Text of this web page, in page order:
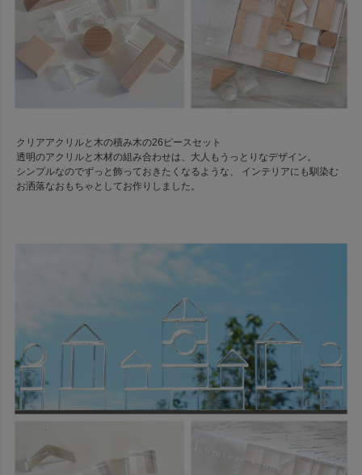
クリアアクリルと木の積み木の26ピースセット
透明のアクリルと木材の組み合わせは、大人もうっとりなデザイン。
シンプルなのでずっと飾っておきたくなるような、 インテリアにも馴染む
お洒落なおもちゃとしてお作りしました。